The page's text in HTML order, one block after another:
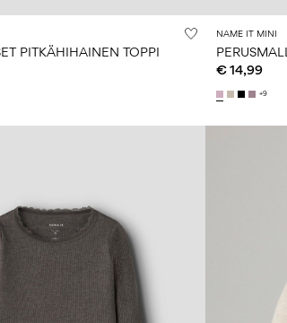
PITKÄHIHAINEN TOPPI
NAME IT MINI
€ 14,99
+9